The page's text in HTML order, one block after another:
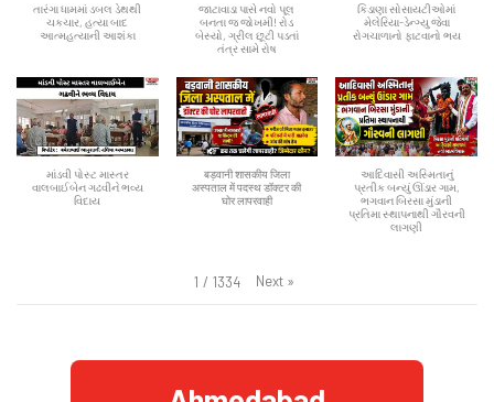
તારંગા ધામમાં ડબલ ડેથથી
ચકચાર, હત્યા બાદ
આત્મહત્યાની આશંકા
જાટાવાડા પાસે નવો પૂલ
બનતા જ જોખમી! રોડ
બેસ્યો, ગ્રીલ છૂટી પડતાં
તંત્ર સામે રોષ
કિડાણા સોસાયટીઓમાં
મેલેરિયા-ડેન્ગ્યુ જેવા
રોગચાળાનો ફાટવાનો ભય
માંડવી પોસ્ટ માસ્તર
વાલબાઈબેન ગઢવીને ભવ્ય
વિદાય
बड़वानी शासकीय जिला
अस्पताल में पदस्थ डॉक्टर की
घोर लापरवाही
આદિવાસી અસ્મિતાનું
પ્રતીક બન્યું ઊંડાર ગામ,
ભગવાન બિરસા મુંડાની
પ્રતિમા સ્થાપનાથી ગૌરવની
લાગણી
1 / 1334 Next »